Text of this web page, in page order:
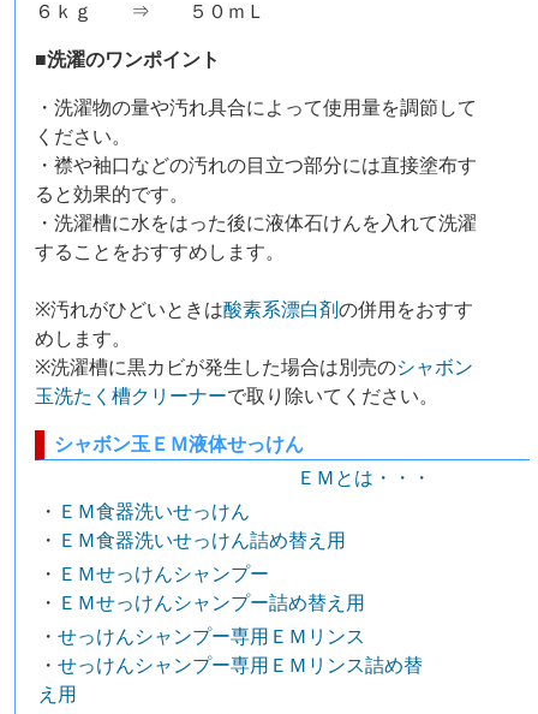
６ｋｇ ⇒ ５０ｍＬ
■洗濯のワンポイント
・洗濯物の量や汚れ具合によって使用量を調節して
ください。
・襟や袖口などの汚れの目立つ部分には直接塗布す
ると効果的です。
・洗濯槽に水をはった後に液体石けんを入れて洗濯
することをおすすめします。
※汚れがひどいときは酸素系漂白剤の併用をおすす
めします。
※洗濯槽に黒カビが発生した場合は別売のシャボン
玉洗たく槽クリーナーで取り除いてください。
シャボン玉ＥＭ液体せっけん
ＥＭとは・・・
・ ＥＭ食器洗いせっけん
・ ＥＭ食器洗いせっけん詰め替え用
・ ＥＭせっけんシャンプー
・ ＥＭせっけんシャンプー詰め替え用
・せっけんシャンプー専用ＥＭリンス
・せっけんシャンプー専用ＥＭリンス詰め替
え用